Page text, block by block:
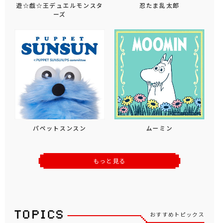
遊☆戯☆王デュエルモンスタ
ーズ
忍たま乱太郎
パペットスンスン ムーミン
もっと見る
おすすめトピックス